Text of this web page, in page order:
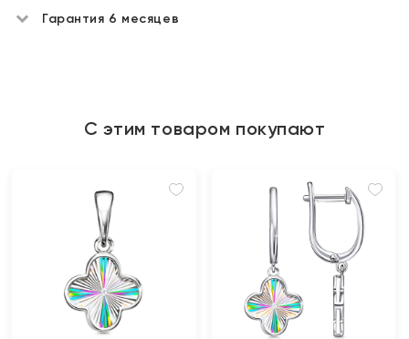
Гарантия 6 месяцев
С этим товаром покупают